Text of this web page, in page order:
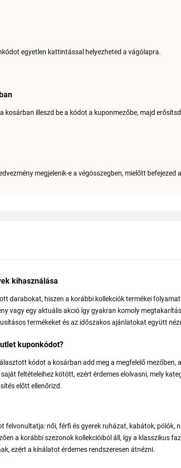
egyetlen kattintással helyezheted a vágólapra.
kosárban illeszd be a kódot a kuponmezőbe, majd
megjelenik-e a végösszegben, mielőtt befejezed
kihasználása
darabokat, hiszen a korábbi kollekciók termékei
vagy egy aktuális akció így gyakran komoly
termékeket és az időszakos ajánlatokat együtt
kuponkódot?
kódot a kosárban add meg a megfelelő mezőben,
feltételeihez kötött, ezért érdemes elolvasni, mely
előtt ellenőrizd.
felvonultatja: női, férfi és gyerek ruházat, kabátok, pólók,
a korábbi szezonok kollekcióiból áll, így a klasszikus
ezért a kínálatot érdemes rendszeresen átnézni.